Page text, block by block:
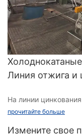
Линия отжига и
На линии
применяются
жидкости.
прочитайте больше
Измените свое